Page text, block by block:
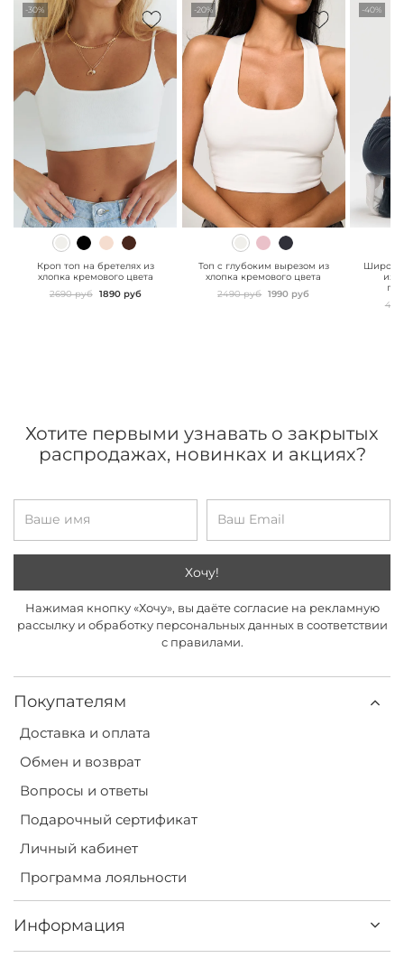
-30%
" class="js-prevent-
images">
Кроп топ на бретелях из
хлопка кремового цвета
2690 руб 1890 руб
-20%
" class="js-prevent-
images">
Топ с глубоким вырезом из
хлопка кремового цвета
2490 руб 1990 руб
-40%
из
Покупателям
Доставка и оплата
Обмен и возврат
Вопросы и ответы
Подарочный сертификат
Личный кабинет
Программа лояльности
Информация
Хотите первыми узнавать о закрытых
распродажах, новинках и акциях?
Хочу!
Нажимая кнопку «Хочу», вы даёте согласие на рекламную
рассылку и обработку персональных данных в соответствии
с правилами.